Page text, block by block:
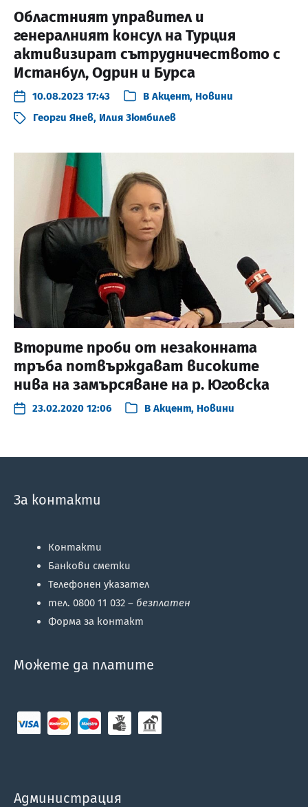
Областният управител и
генералният консул на Турция
активизират сътрудничеството с
Истанбул, Одрин и Бурса
10.08.2023 17:43 В Акцент, Новини
Георги Янев, Илия Зюмбилев
Вторите проби от незаконната
тръба потвърждават високите
нива на замърсяване на р. Юговска
23.02.2020 12:06 В Акцент, Новини
За контакти
Контакти
Банкови сметки
Телефонен указател
тел. 0800 11 032 – безплатен
Форма за контакт
Можете да платите
Администрация